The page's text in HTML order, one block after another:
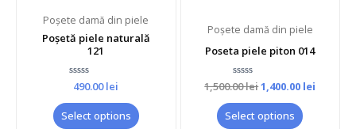
Poșete damă din piele
Poșetă piele naturală
121
Rated
out
of
5
490.00lei
Select options
Poșete damă din piele
Poseta piele piton 014
Rated
0
out
of
5
1,500.00lei1,400.00 lei
Select options